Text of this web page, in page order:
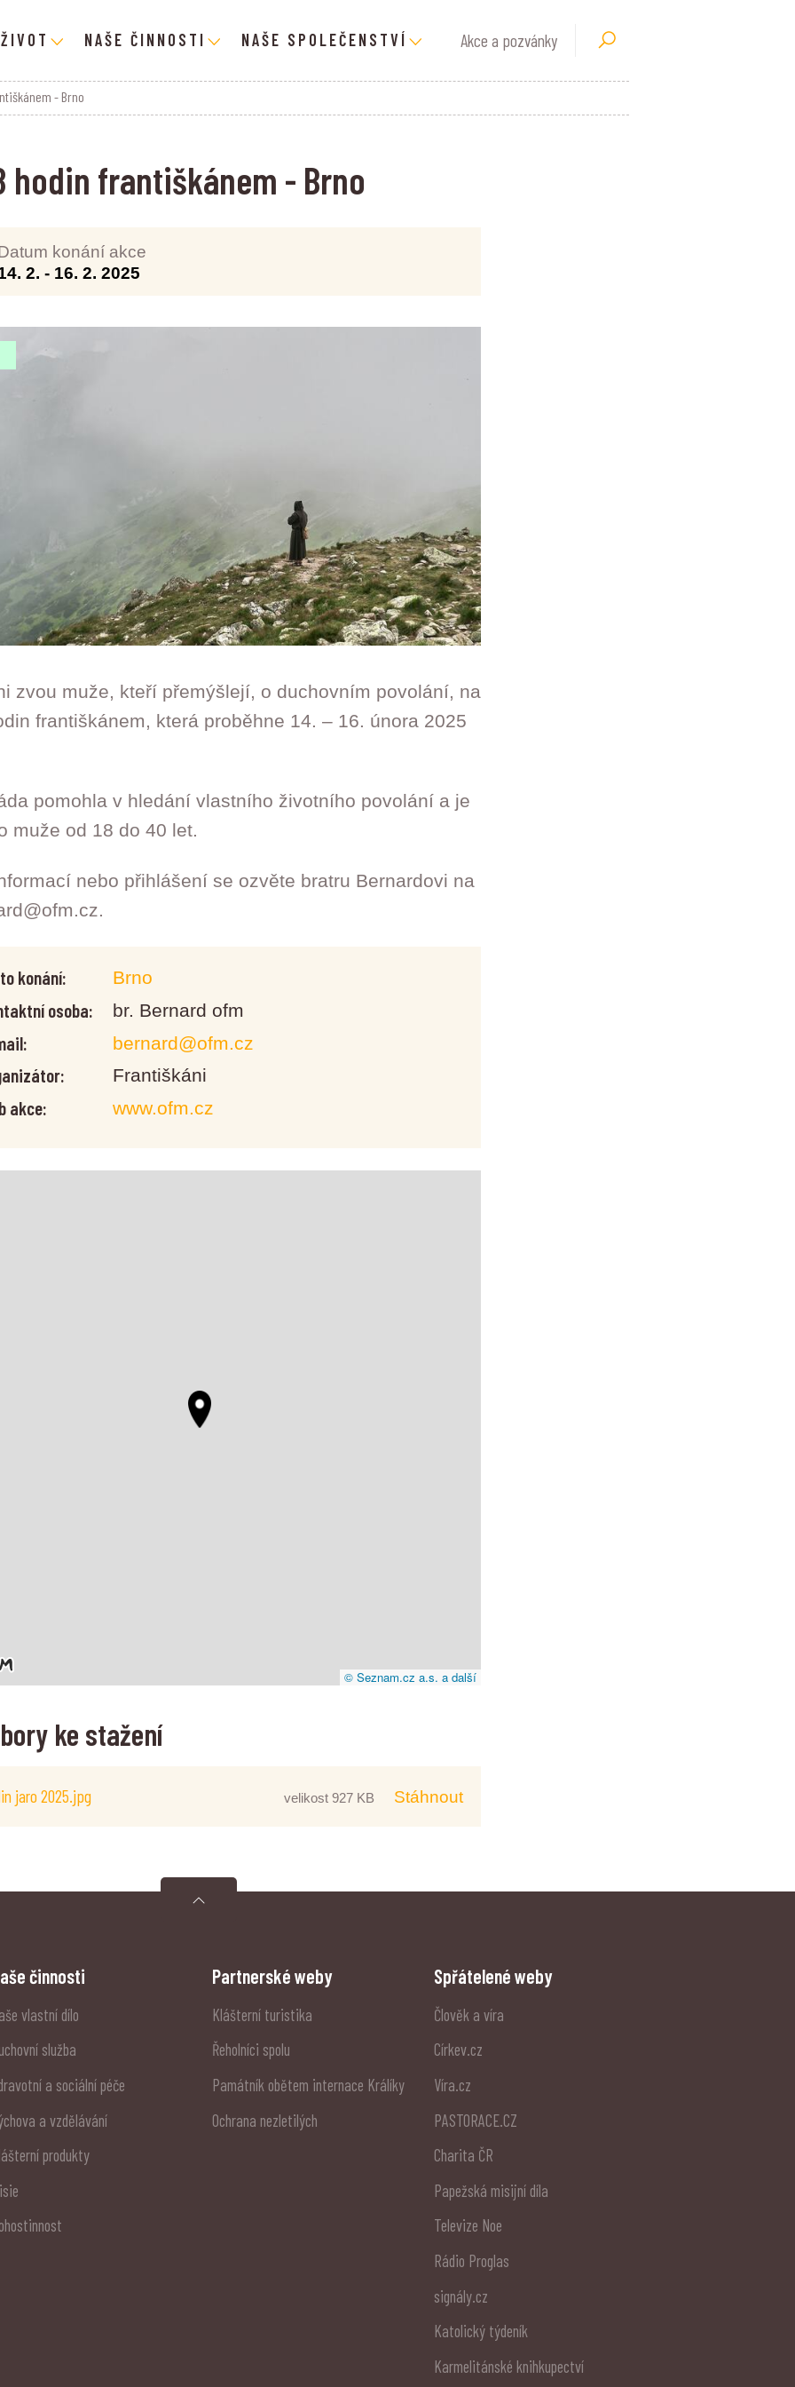
NAŠE ČINNOSTI NAŠE SPOLEČENSTVÍ Akce a pozvánky
- Brno
hodin františkánem - Brno
konání akce
2. - 16. 2. 2025
zvou muže, kteří přemýšlejí, o duchovním povolání, na
františkánem, která proběhne 14. – 16. února 2025
pomohla v hledání vlastního životního povolání a je
muže od 18 do 40 let.
nebo přihlášení se ozvěte bratru Bernardovi na
konání: Brno
osoba: br. Bernard ofm
bernard@ofm.cz
Františkáni
akce: www.ofm.cz
© Seznam.cz a.s. a další
ke stažení
jaro 2025.jpg velikost 927 KB Stáhnout
činnosti
vlastní dílo
služba
a sociální péče
a vzdělávání
produkty
Partnerské weby
Klášterní turistika
Řeholníci spolu
Památník obětem internace Králíky
Ochrana nezletilých
Spřátelené weby
Člověk a víra
Církev.cz
Víra.cz
PASTORACE.CZ
Charita ČR
Papežská misijní díla
Televize Noe
Rádio Proglas
signály.cz
Katolický týdeník
Karmelitánské knihkupectví